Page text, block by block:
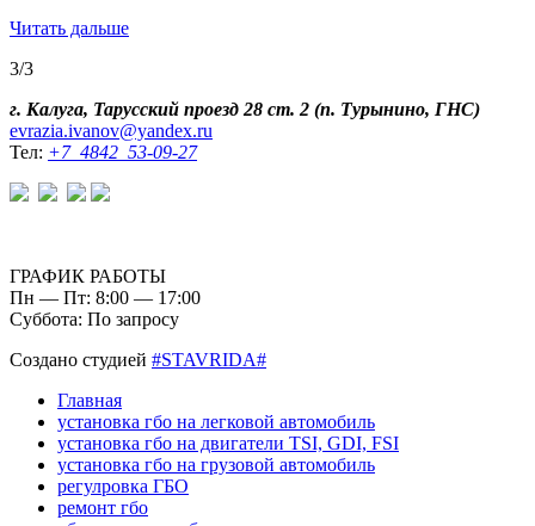
Читать дальше
3/3
г. Калуга, Тарусский проезд 28 ст. 2 (п. Турынино, ГНС)
evrazia.ivanov@yandex.ru
Тел: +7 4842 53-09-27
ГРАФИК РАБОТЫ
Пн — Пт: 8:00 — 17:00
Суббота: По запросу
Создано студией #STAVRIDA#
Главная
установка гбо на легковой автомобиль
установка гбо на двигатели TSI, GDI, FSI
установка гбо на грузовой автомобиль
регулровка ГБО
ремонт гбо